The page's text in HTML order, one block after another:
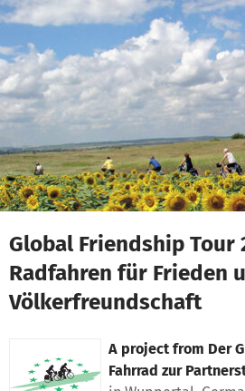
Skip to main content
Show accessibility statement
Global Friendship Tour
Radfahren für Frieden
Völkerfreundschaft
A project from Der
Fahrrad zur